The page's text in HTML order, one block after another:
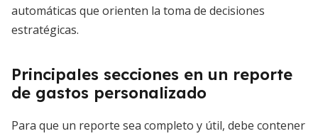
automáticas que orienten la toma de decisiones
estratégicas.
Principales secciones en un reporte
de gastos personalizado
Para que un reporte sea completo y útil, debe contener